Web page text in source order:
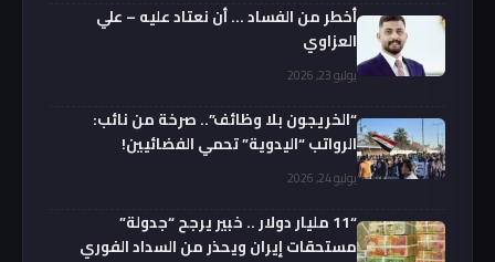
أخطر من الفساد … أن نعتاد عليه – علي
العزاوي
يوليو 23, 2026
“الخريجون بلا وظائف”.. صرخة من نائب:
الرواتب “اليدوية” تحمي الفضائيين!
يوليو 24, 2026
“11 مليار دولار .. خبير يرجح “جدولة”
مستحقات إيران ويحذر من السداد الفوري